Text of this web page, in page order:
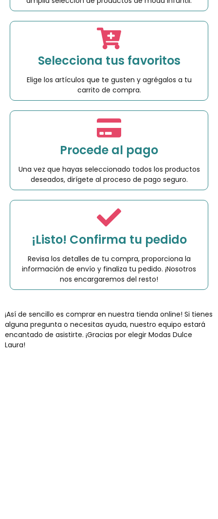
Selecciona tus favoritos
Elige los artículos que te gusten y agrégalos a tu
carrito de compra.
Procede al pago
Una vez que hayas seleccionado todos los productos
deseados, dirígete al proceso de pago seguro.
¡Listo! Confirma tu pedido
Revisa los detalles de tu compra, proporciona la
información de envío y finaliza tu pedido. ¡Nosotros
nos encargaremos del resto!
¡Así de sencillo es comprar en nuestra tienda online! Si tienes
alguna pregunta o necesitas ayuda, nuestro equipo estará
encantado de asistirte. ¡Gracias por elegir Modas Dulce
Laura!